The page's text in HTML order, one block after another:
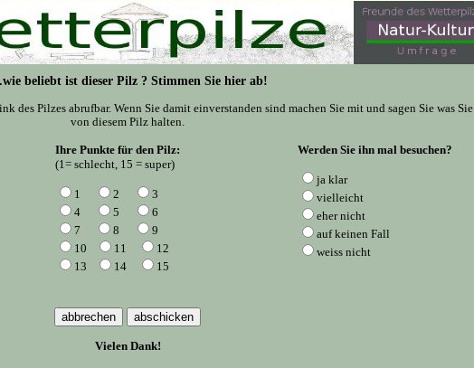
beliebt ist dieser Pilz ? Stimmen Sie hier ab!
des Pilzes abrufbar. Wenn Sie damit einverstanden sind machen Sie mit und sagen Sie was Sie
von diesem Pilz halten.
Ihre Punkte für den Pilz:
(1= schlecht, 15 = super)
1 2
3
4
5
6
7
8
9
10
11
12
13
14 15
Werden Sie ihn mal besuchen?
ja klar
vielleicht
eher nicht
auf keinen Fall
weiss nicht
Vielen Dank!